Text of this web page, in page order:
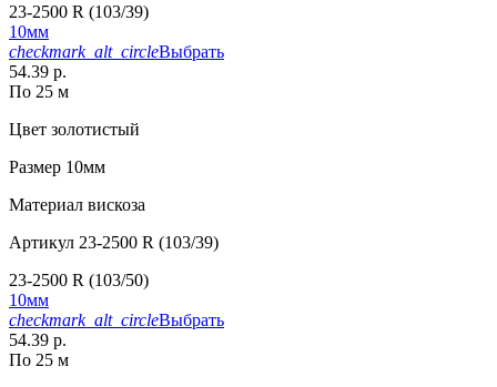
23-2500 R (103/39)
10мм
checkmark_alt_circleВыбрать
54.39 р.
По 25 м
Цвет золотистый
Размер 10мм
Материал вискоза
Артикул 23-2500 R (103/39)
23-2500 R (103/50)
10мм
checkmark_alt_circleВыбрать
54.39 р.
По 25 м